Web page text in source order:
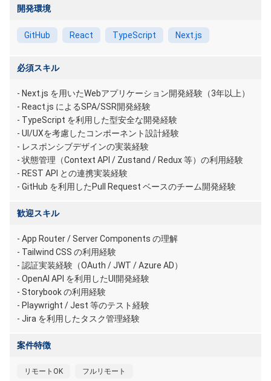
開発環境
GitHub React TypeScript Next.js
必須スキル
- Next.js を用いたWebアプリケーション開発経験（3年以上）
- React.js によるSPA/SSR開発経験
- TypeScript を利用した型安全な開発経験
- UI/UXを考慮したコンポーネント設計経験
- レスポンシブデザインの実装経験
- 状態管理（Context API / Zustand / Redux 等）の利用経験
- REST API との連携実装経験
- GitHub を利用したPull Request ベースのチーム開発経験
歓迎スキル
- App Router / Server Components の理解
- Tailwind CSS の利用経験
- 認証実装経験（OAuth / JWT / Azure AD）
- OpenAI API を利用したUI開発経験
- Storybook の利用経験
- Playwright / Jest 等のテスト経験
- Jira を利用したタスク管理経験
案件特徴
リモートOK フルリモート